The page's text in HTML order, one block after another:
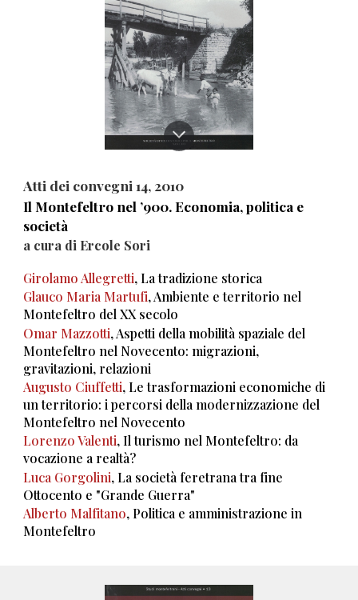
Atti dei convegni 14, 2010
Il Montefeltro nel ’900. Economia, politica e
società
a cura di Ercole Sori
Girolamo Allegretti, La tradizione storica
Glauco Maria Martufi, Ambiente e territorio nel
Montefeltro del XX secolo
Omar Mazzotti, Aspetti della mobilità spaziale del
Montefeltro nel Novecento: migrazioni,
gravitazioni, relazioni
Augusto Ciuffetti, Le trasformazioni economiche di
un territorio: i percorsi della modernizzazione del
Montefeltro nel Novecento
Lorenzo Valenti, Il turismo nel Montefeltro: da
vocazione a realtà?
Luca Gorgolini, La società feretrana tra fine
Ottocento e "Grande Guerra"
Alberto Malfitano, Politica e amministrazione in
Montefeltro